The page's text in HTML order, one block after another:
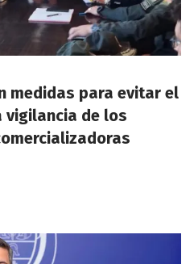
medidas para evitar el
vigilancia de los